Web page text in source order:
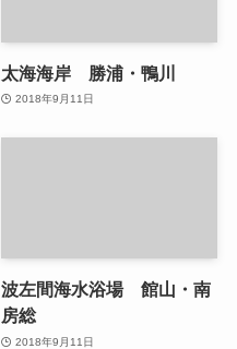
太海海岸 勝浦・鴨川
2018年9月11日
波左間海水浴場 館山・南
房総
2018年9月11日